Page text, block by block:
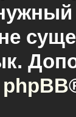
phpBB